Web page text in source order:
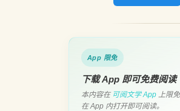
App 限免
下载 App 即可免费阅读
本内容在 可阅文学 App 上限
在 App 内打开即可阅读。